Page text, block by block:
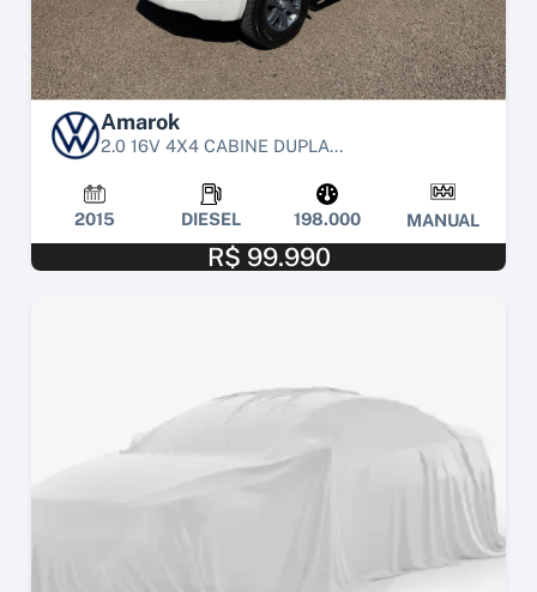
Amarok
2.0 16V 4X4 CABINE DUPLA...
2015 DIESEL 198.000 MANUAL
R$ 99.990